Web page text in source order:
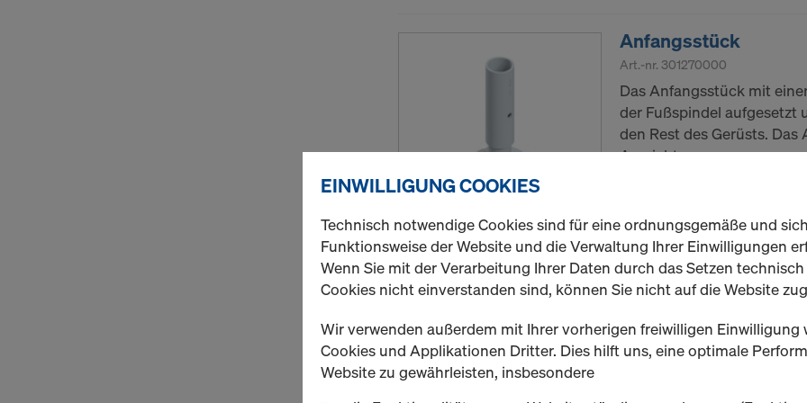
Anfangsstück
Art.-nr. 301270000
Das Anfangsstück mit
der Fußspindel aufgesetzt
den Rest des Gerüsts.
Ausrichten.
Menge
Art.-nr.301280000
Der
EINWILLIGUNG COOKIES
Technisch notwendige Cookies sind für eine ordnungsgemäße und
Funktionsweise der Website und die Verwaltung Ihrer Einwilligungen
Wenn Sie mit der Verarbeitung Ihrer Daten durch das Setzen
Cookies nicht einverstanden sind, können Sie nicht auf die Website
Wir verwenden außerdem mit Ihrer vorherigen freiwilligen Einwilligung
Cookies und Applikationen Dritter. Dies hilft uns, eine optimale
Website zu gewährleisten, insbesondere